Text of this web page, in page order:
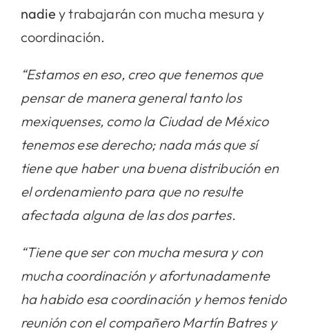
nadiey trabajarán con mucha mesura y
coordinación.
“Estamos en eso, creo que tenemos que
pensar de manera general tanto los
mexiquenses, como la Ciudad de México
tenemos ese derecho; nada más que sí
tiene que haber una buena distribución en
el ordenamiento para que no resulte
afectada alguna de las dos partes.
“Tiene que ser con mucha mesura y con
mucha coordinación y afortunadamente
ha habido esa coordinación y hemos tenido
reunión con el compañero Martín Batres y